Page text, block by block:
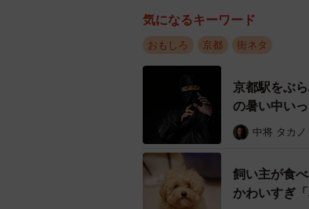
気になるキーワード
おもしろ 京都 街ネタ
京都駅をぶ
の暑い中い
中将 タカノ
飼い主が食
かわいすぎ